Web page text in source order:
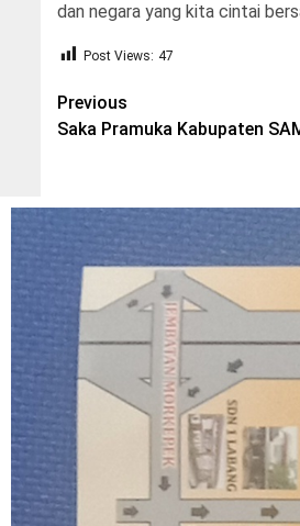
dan negara yang kita cintai
Post Views: 47
Post
navigation
Previous
Saka Pramuka Kabupaten